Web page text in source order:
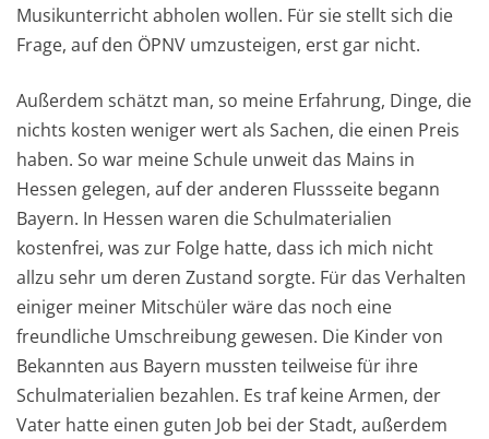
Musikunterricht abholen wollen. Für sie stellt sich die
Frage, auf den ÖPNV umzusteigen, erst gar nicht.
Außerdem schätzt man, so meine Erfahrung, Dinge, die
nichts kosten weniger wert als Sachen, die einen Preis
haben. So war meine Schule unweit das Mains in
Hessen gelegen, auf der anderen Flussseite begann
Bayern. In Hessen waren die Schulmaterialien
kostenfrei, was zur Folge hatte, dass ich mich nicht
allzu sehr um deren Zustand sorgte. Für das Verhalten
einiger meiner Mitschüler wäre das noch eine
freundliche Umschreibung gewesen. Die Kinder von
Bekannten aus Bayern mussten teilweise für ihre
Schulmaterialien bezahlen. Es traf keine Armen, der
Vater hatte einen guten Job bei der Stadt, außerdem